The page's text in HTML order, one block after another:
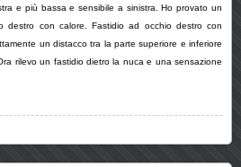
e più bassa e sensibile a sinistra. Ho provato un
destro con calore. Fastidio ad occhio destro con
un distacco tra la parte superiore e inferiore
rilevo un fastidio dietro la nuca e una sensazione